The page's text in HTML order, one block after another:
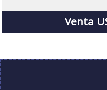
Venta